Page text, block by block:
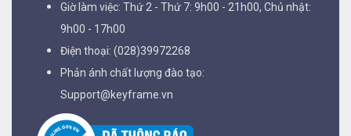
Giờ làm việc: Thứ 2 - Thứ 7: 9h00 - 21h00, Chủ nhật:
9h00 - 17h00
Điện thoại: (028)39972268
Phản ánh chất lượng đào tạo:
Support@keyframe.vn